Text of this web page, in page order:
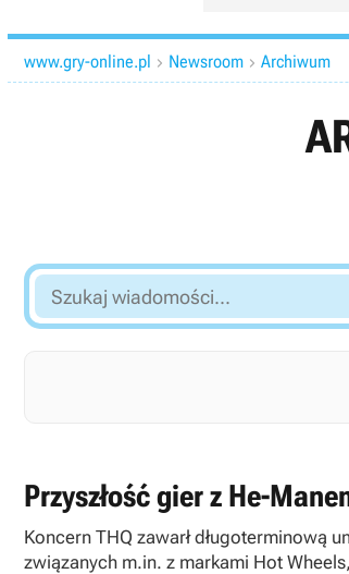
www.gry-online.pl  Newsroom  Archiwum
Szukaj
wiadomości...
Przyszłość gier z He-
Koncern THQ zawarł długoterminową
związanych m.in. z markami Hot